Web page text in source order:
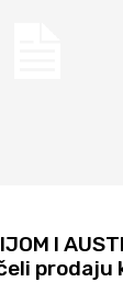
I
prodaju